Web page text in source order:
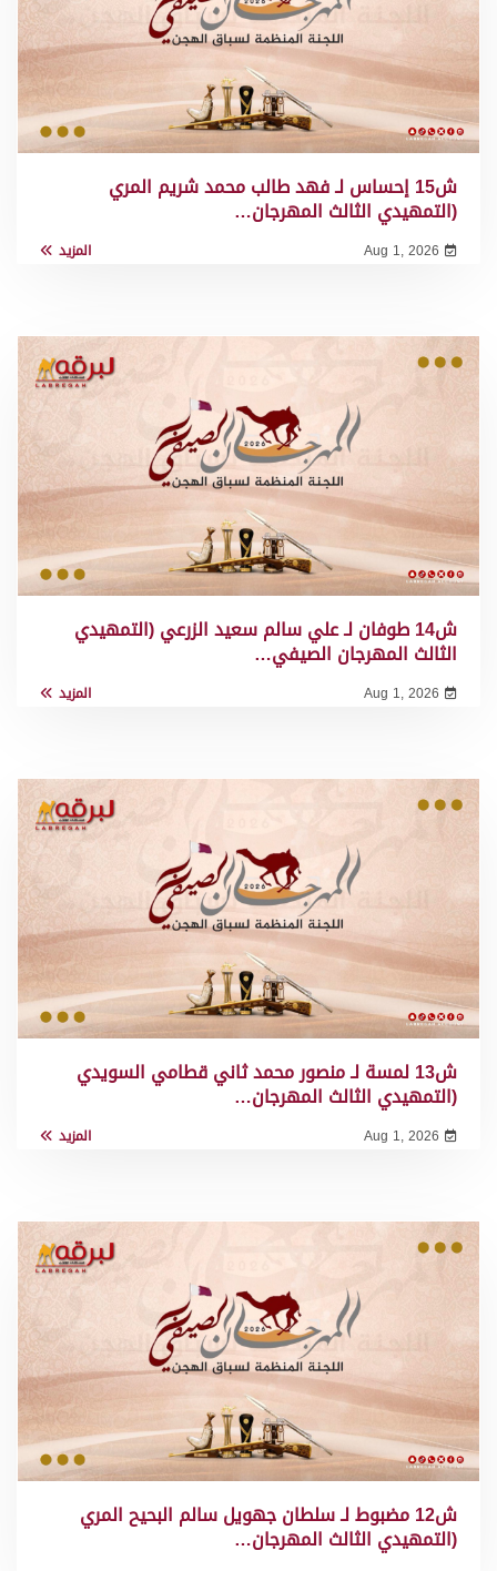
ش15 إحساس لـ فهد طالب محمد شريم المري
(التمهيدي الثالث المهرجان…
Aug 1, 2026 المزيد
ش14 طوفان لـ علي سالم سعيد الزرعي (التمهيدي
الثالث المهرجان الصيفي…
Aug 1, 2026 المزيد
ش13 لمسة لـ منصور محمد ثاني قطامي السويدي
(التمهيدي الثالث المهرجان…
Aug 1, 2026 المزيد
ش12 مضبوط لـ سلطان جهويل سالم البحيح المري
(التمهيدي الثالث المهرجان…